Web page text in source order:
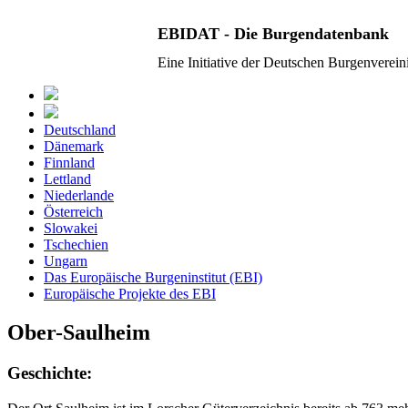
EBIDAT - Die Burgendatenbank
Eine Initiative der Deutschen
Deutschland
Dänemark
Finnland
Lettland
Niederlande
Österreich
Slowakei
Tschechien
Ungarn
Das Europäische Burgeninstitut (EBI)
Europäische Projekte des EBI
Ober-Saulheim
Geschichte: